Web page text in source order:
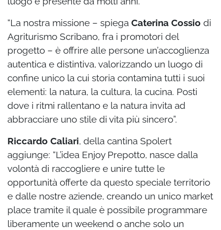
“La nostra missione – spiega Caterina Cossio di
Agriturismo Scribano, fra i promotori del
progetto – è offrire alle persone un’accoglienza
autentica e distintiva, valorizzando un luogo di
confine unico la cui storia contamina tutti i suoi
elementi: la natura, la cultura, la cucina. Posti
dove i ritmi rallentano e la natura invita ad
abbracciare uno stile di vita più sincero”.
Riccardo Caliari, della cantina Spolert
aggiunge: “L’idea Enjoy Prepotto, nasce dalla
volontà di raccogliere e unire tutte le
opportunità offerte da questo speciale territorio
e dalle nostre aziende, creando un unico market
place tramite il quale è possibile programmare
liberamente un weekend o anche solo un